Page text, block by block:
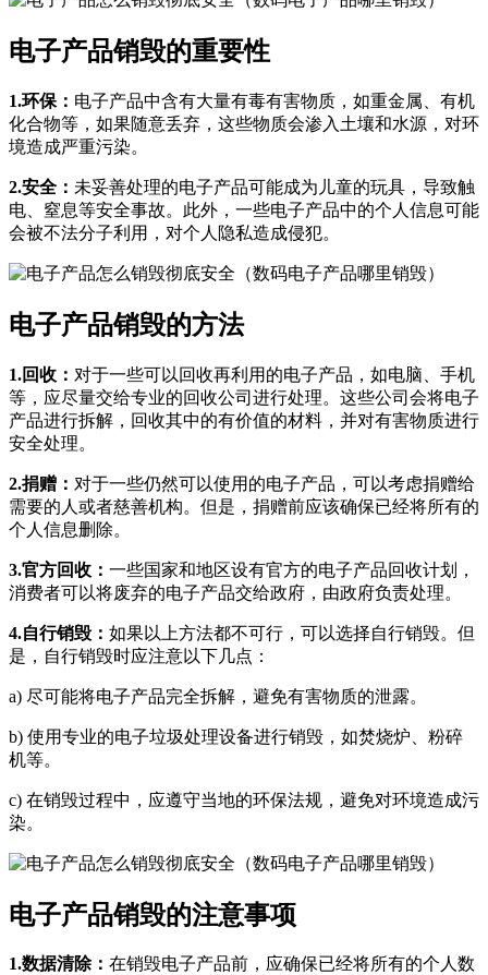
电子产品销毁的重要性
1.环保： 电子产品中含有大量有毒有害物质，如重金属、有机
化合物等，如果随意丢弃，这些物质会渗入土壤和水源，对环
境造成严重污染。
2.安全： 未妥善处理的电子产品可能成为儿童的玩具，导致触
电、窒息等安全事故。此外，一些电子产品中的个人信息可能
会被不法分子利用，对个人隐私造成侵犯。
电子产品销毁的方法
1.回收： 对于一些可以回收再利用的电子产品，如电脑、手机
等，应尽量交给专业的回收公司进行处理。这些公司会将电子
产品进行拆解，回收其中的有价值的材料，并对有害物质进行
安全处理。
2.捐赠： 对于一些仍然可以使用的电子产品，可以考虑捐赠给
需要的人或者慈善机构。但是，捐赠前应该确保已经将所有的
个人信息删除。
3.官方回收： 一些国家和地区设有官方的电子产品回收计划，
消费者可以将废弃的电子产品交给政府，由政府负责处理。
4.自行销毁： 如果以上方法都不可行，可以选择自行销毁。但
是，自行销毁时应注意以下几点：
a) 尽可能将电子产品完全拆解，避免有害物质的泄露。
b) 使用专业的电子垃圾处理设备进行销毁，如焚烧炉、粉碎
机等。
c) 在销毁过程中，应遵守当地的环保法规，避免对环境造成污
染。
电子产品销毁的注意事项
1.数据清除： 在销毁电子产品前，应确保已经将所有的个人数